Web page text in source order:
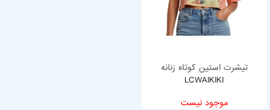
تیشرت استین کوتاه زنانه
LCWAIKIKI
موجود نیست